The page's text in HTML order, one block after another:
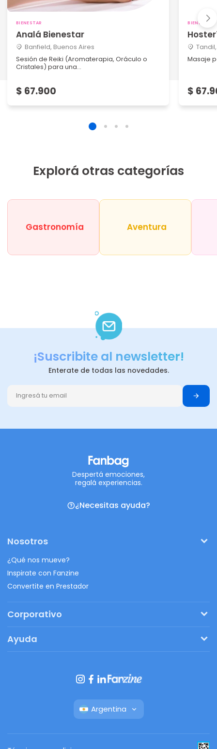
BIENESTAR
Analá Bienestar
Banfield, Buenos Aires
Sesión de Reiki (Aromaterapia, Oráculo o
Cristales) para una...
$ 67.900
BIENESTAR
Masaje
$
Explorá otras categorías
Gastronomía Aventura
¡Suscribite al newsletter!
Enterate de todas las novedades.
Despertá emociones,
regalá experiencias.
¿Necesitas ayuda?
Nosotros
¿Qué nos mueve?
Inspirate con Fanzine
Convertite en Prestador
Corporativo
Regalos originales
Ayuda
Botón de arrepentimiento
Argentina